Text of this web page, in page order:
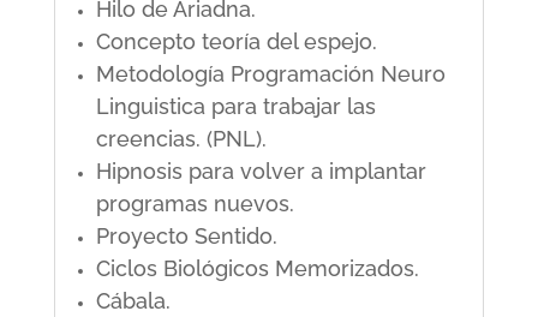
Hilo de Ariadna.
Concepto teoría del espejo.
Metodología Programación Neuro
Linguistica para trabajar las
creencias. (PNL).
Hipnosis para volver a implantar
programas nuevos.
Proyecto Sentido.
Ciclos Biológicos Memorizados.
Cábala.